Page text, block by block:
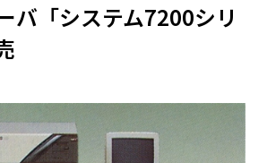
バ「システム7200シリ